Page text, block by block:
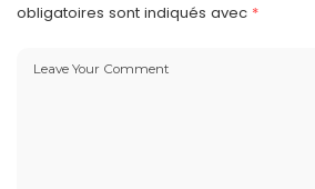
obligatoires sont indiqués avec *